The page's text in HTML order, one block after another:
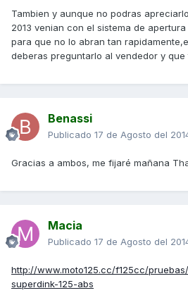
Tambien y aunque no podras
2013 venian con el sistema de
para que no lo abran tan
deberas preguntarlo al vendedor y que
Benassi
Publicado 17 de Agosto del
Gracias a ambos, me fijaré mañana
Macia
Publicado 17 de Agosto del
http://www.moto125.cc/f125cc/
superdink-125-abs